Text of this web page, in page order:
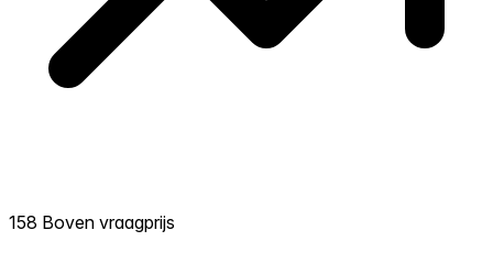
158 Boven vraagprijs